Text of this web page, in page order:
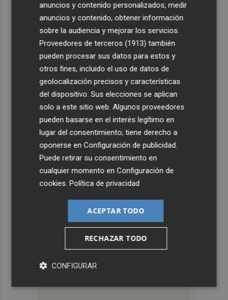
Ruz ya hace planes para un posible futuro de Clarisas,
más allá de la rehabilitación: ¿retorno de la Dama?
ViviFind, el buscador inmobiliario con IA surgido del
PCUMH, prepara sus primeras alianzas con el sector
Castelló apuesta por convertir el eclipse en un referente
científico: recibirá a un gran equipo de expertos
El Villarreal anuncia a sus seis capitanes: Gerard
Moreno, Foyth, Comesaña, Ayoze, Cardona y Logan
Costa
anuncios y contenido personalizados, medir
anuncios y contenido, obtener información
sobre la audiencia y mejorar los servicios.
Proveedores de terceros (1913) también
pueden procesar sus datos para estos y
otros fines, incluido el uso de datos de
geolocalización precisos y características
del dispositivo. Sus elecciones se aplican
solo a este sitio web. Algunos proveedores
pueden basarse en el interés legítimo en
lugar del consentimiento; tiene derecho a
oponerse enConfiguración de publicidad.
Puede retirar su consentimiento en
cualquier momento enConfiguración de
cookies.Política de privacidad
ACEPTAR TODO
RECHAZAR TODO
CONFIGURAR